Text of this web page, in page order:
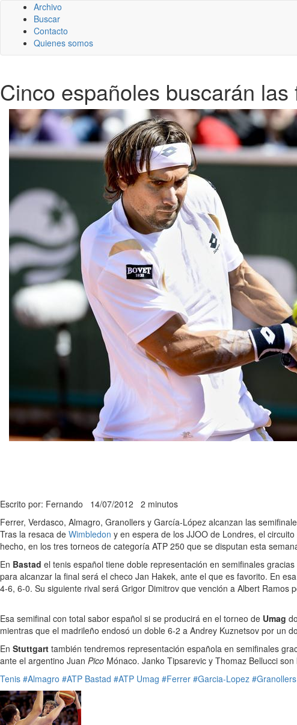
Archivo
Buscar
Contacto
Quienes somos
Cinco españoles buscarán
Escrito por: Fernando 14/07/2012 2 minutos
Ferrer, Verdasco, Almagro, Granollers y García-López alcanzan las
Tras la resaca de Wimbledon y en espera de los JJOO de Londres, el
hecho, en los tres torneos de categoría ATP 250 que se disputan esta
En Bastad el tenis español tiene doble representación en semifinales
para alcanzar la final será el checo Jan Hakek, ante el que es favorito. En
4-6, 6-0. Su siguiente rival será Grigor Dimitrov que vención a Albert
Esa semifinal con total sabor español si se producirá en el torneo de Umag
mientras que el madrileño endosó un doble 6-2 a Andrey Kuznetsov por un
En Stuttgart también tendremos representación española en semifinales
ante el argentino Juan Pico Mónaco. Janko Tipsarevic y Thomaz Bellucci
Tenis #Almagro #ATP Bastad #ATP Umag #Ferrer #Garcia-Lopez #Granollers